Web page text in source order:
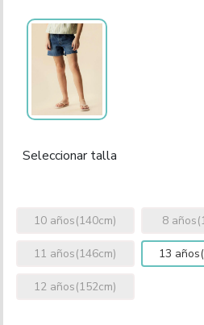
Seleccionar talla
10 años(140cm) 8
11 años(146cm) 13
12 años(152cm)